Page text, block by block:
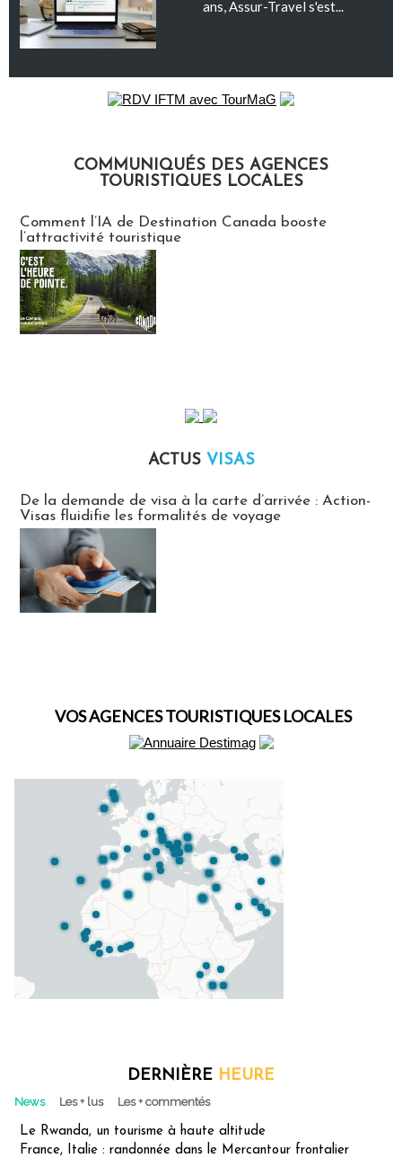
ans, Assur-Travel s'est...
COMMUNIQUÉS DES AGENCES
TOURISTIQUES LOCALES
Comment l’IA de Destination Canada booste
l’attractivité touristique
ACTUS VISAS
De la demande de visa à la carte d’arrivée : Action-
Visas fluidifie les formalités de voyage
VOS AGENCES TOURISTIQUES LOCALES
DERNIÈRE HEURE
News Les + lus Les + commentés
Le Rwanda, un tourisme à haute altitude
France, Italie : randonnée dans le Mercantour frontalier